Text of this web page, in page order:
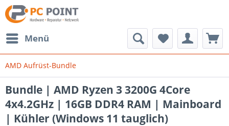
Menü
AMD Aufrüst-Bundle
Bundle | AMD Ryzen 3 3200G 4Core
4x4.2GHz | 16GB DDR4 RAM | Mainboard
| Kühler (Windows 11 tauglich)